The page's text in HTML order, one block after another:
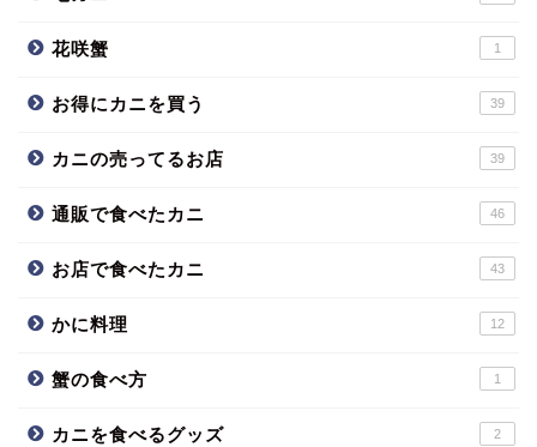
花咲蟹 1
お得にカニを買う 39
カニの売ってるお店 39
通販で食べたカニ 46
お店で食べたカニ 43
かに料理 12
蟹の食べ方 1
カニを食べるグッズ 2